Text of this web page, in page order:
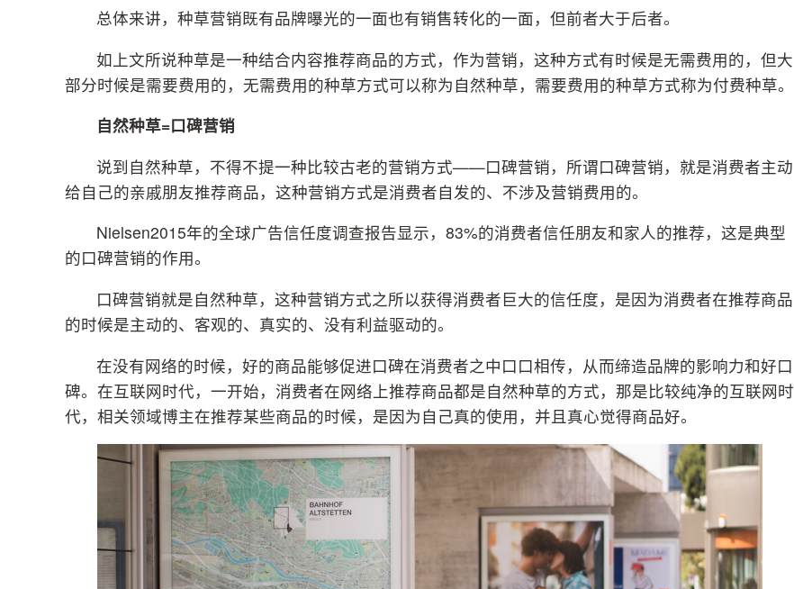
总体来讲，种草营销既有品牌曝光的一面也有销售转化的一面，但前者大于后者。
如上文所说种草是一种结合内容推荐商品的方式，作为营销，这种方式有时候是无需费用的，但大
部分时候是需要费用的，无需费用的种草方式可以称为自然种草，需要费用的种草方式称为付费种草。
自然种草=口碑营销
说到自然种草，不得不提一种比较古老的营销方式——口碑营销，所谓口碑营销，就是消费者主动
给自己的亲戚朋友推荐商品，这种营销方式是消费者自发的、不涉及营销费用的。
Nielsen2015年的全球广告信任度调查报告显示，83%的消费者信任朋友和家人的推荐，这是典型
的口碑营销的作用。
口碑营销就是自然种草，这种营销方式之所以获得消费者巨大的信任度，是因为消费者在推荐商品
的时候是主动的、客观的、真实的、没有利益驱动的。
在没有网络的时候，好的商品能够促进口碑在消费者之中口口相传，从而缔造品牌的影响力和好口
碑。在互联网时代，一开始，消费者在网络上推荐商品都是自然种草的方式，那是比较纯净的互联网时
代，相关领域博主在推荐某些商品的时候，是因为自己真的使用，并且真心觉得商品好。